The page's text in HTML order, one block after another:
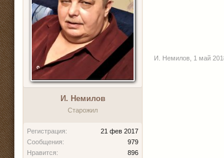
И. Немилов
Старожил
Регистрация:
21 фев 2017
Сообщения:
979
Нравится:
896
И. Немилов 1 май